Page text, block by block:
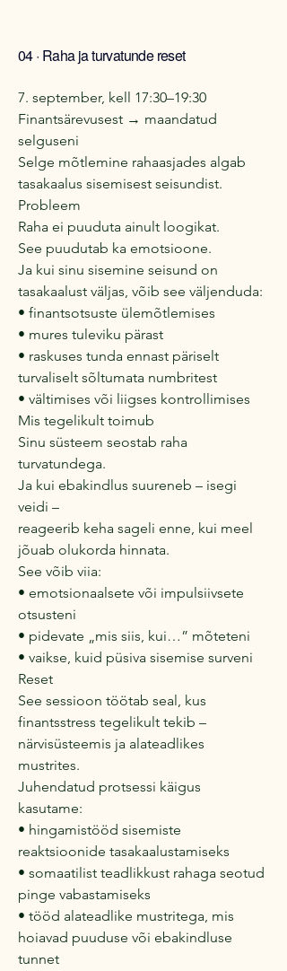
04 · Raha ja turvatunde reset
7. september, kell 17:30–19:30
Finantsärevusest → maandatud
selguseni
Selge mõtlemine rahaasjades algab
tasakaalus sisemisest seisundist.
Probleem
Raha ei puuduta ainult loogikat.
See puudutab ka emotsioone.
Ja kui sinu sisemine seisund on
tasakaalust väljas, võib see väljenduda:
• finantsotsuste ülemõtlemises
• mures tuleviku pärast
• raskuses tunda ennast päriselt
turvaliselt sõltumata numbritest
• vältimises või liigses kontrollimises
Mis tegelikult toimub
Sinu süsteem seostab raha
turvatundega.
Ja kui ebakindlus suureneb – isegi
veidi –
reageerib keha sageli enne, kui meel
jõuab olukorda hinnata.
See võib viia:
• emotsionaalsete või impulsiivsete
otsusteni
• pidevate „mis siis, kui…” mõteteni
• vaikse, kuid püsiva sisemise surveni
Reset
See sessioon töötab seal, kus
finantsstress tegelikult tekib –
närvisüsteemis ja alateadlikes
mustrites.
Juhendatud protsessi käigus
kasutame:
• hingamistööd sisemiste
reaktsioonide tasakaalustamiseks
• somaatilist teadlikkust rahaga seotud
pinge vabastamiseks
• tööd alateadlike mustritega, mis
hoiavad puuduse või ebakindluse
tunnet